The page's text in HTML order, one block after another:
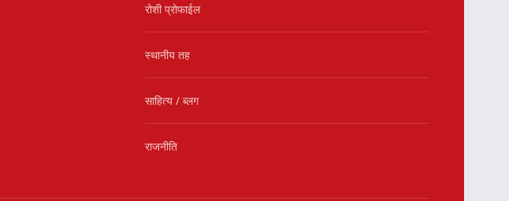
रोशी प्रोफाईल
स्थानीय तह
साहित्य / ब्लग
राजनीति